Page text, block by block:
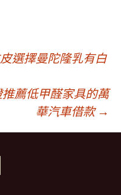
選擇曼陀隆乳有白
薦低甲醛家具的萬
華汽車借款 →